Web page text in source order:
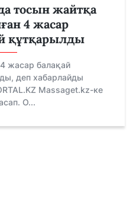
тосын жайтқа
4 жасар
құтқарылды
жасар балақай
деп хабарлайды
Massaget.kz-ке
О...